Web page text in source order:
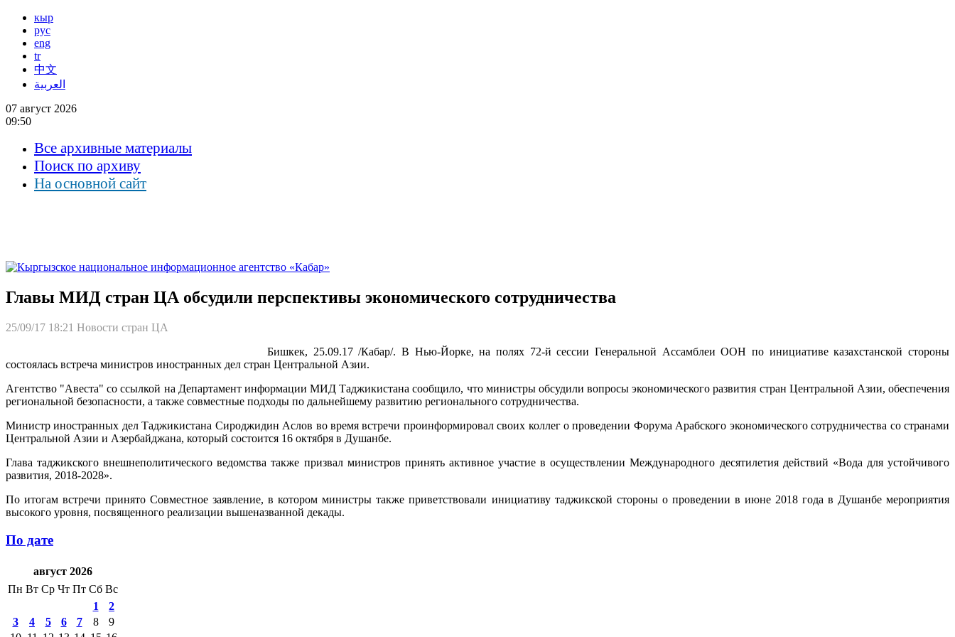
кыр
рус
eng
tr
中文
العربية
07 август 2026
09:50
Все архивные материалы
Поиск по архиву
На основной сайт
Главы МИД стран ЦА обсудили перспективы экономического сотрудничества
25/09/17 18:21 Новости стран ЦА
Бишкек, 25.09.17 /Кабар/. В Нью-Йорке, на полях 72-й сессии Генеральной Ассамблеи ООН по инициативе казахстанской стороны
состоялась встреча министров иностранных дел стран Центральной Азии.
Агентство "Авеста" со ссылкой на Департамент информации МИД Таджикистана сообщило, что министры обсудили вопросы экономического развития стран Центральной Азии, обеспечения
региональной безопасности, а также совместные подходы по дальнейшему развитию регионального сотрудничества.
Министр иностранных дел Таджикистана Сироджидин Аслов во время встречи проинформировал своих коллег о проведении Форума Арабского экономического сотрудничества со странами
Центральной Азии и Азербайджана, который состоится 16 октября в Душанбе.
Глава таджикского внешнеполитического ведомства также призвал министров принять активное участие в осуществлении Международного десятилетия действий «Вода для устойчивого
развития, 2018-2028».
По итогам встречи принято Совместное заявление, в котором министры также приветствовали инициативу таджикской стороны о проведении в июне 2018 года в Душанбе мероприятия
высокого уровня, посвященного реализации вышеназванной декады.
По дате
август 2026
Пн Вт Ср Чт Пт Сб Вс
1
2
3
4 5 6 7 8
9